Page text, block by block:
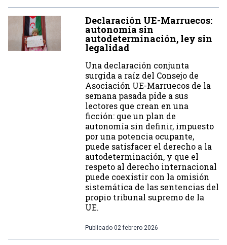
Declaración UE-Marruecos:
autonomía sin
autodeterminación, ley sin
legalidad
Una declaración conjunta
surgida a raíz del Consejo de
Asociación UE-Marruecos de la
semana pasada pide a sus
lectores que crean en una
ficción: que un plan de
autonomía sin definir, impuesto
por una potencia ocupante,
puede satisfacer el derecho a la
autodeterminación, y que el
respeto al derecho internacional
puede coexistir con la omisión
sistemática de las sentencias del
propio tribunal supremo de la
UE.
Publicado 02 febrero 2026